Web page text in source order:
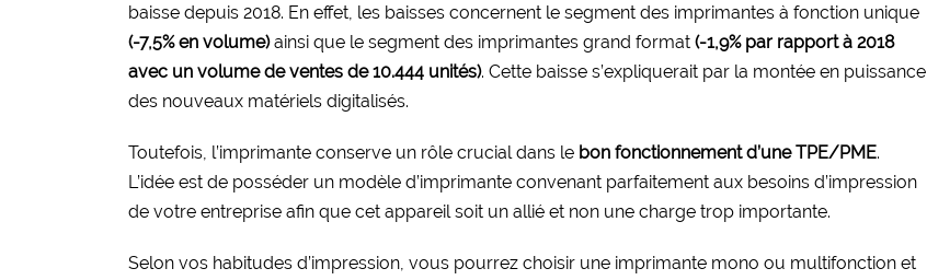
baisse depuis 2018. En effet, les baisses concernent le segment des imprimantes à fonction unique
(-7,5% en volume)ainsi que le segment des imprimantes grand format (-1,9% par rapport à 2018
avec un volume de ventes de 10.444 unités). Cette baisse s’expliquerait par la montée en puissance
des nouveaux matériels digitalisés.
Toutefois, l’imprimante conserve un rôle crucial dans le bon fonctionnement d’une TPE/PME.
L’idée est de posséder un modèle d’imprimante convenant parfaitement aux besoins d’impression
de votre entreprise afin que cet appareil soit un allié et non une charge trop importante.
Selon vos habitudes d’impression, vous pourrez choisir une imprimante mono ou multifonction et